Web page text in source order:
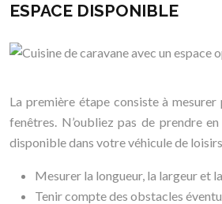
ESPACE DISPONIBLE
La première étape consiste à
fenêtres. N’oubliez pas de prendre
disponible dans votre véhicule de
Mesurer la longueur, la largeur et
Tenir compte des obstacles